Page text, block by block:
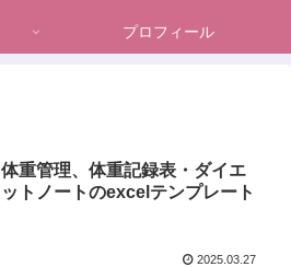
プロフィール
体重管理、体重記録表・ダイエ
ットノートのexcelテンプレート
2025.03.27